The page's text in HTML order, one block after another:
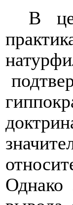
В
Однако